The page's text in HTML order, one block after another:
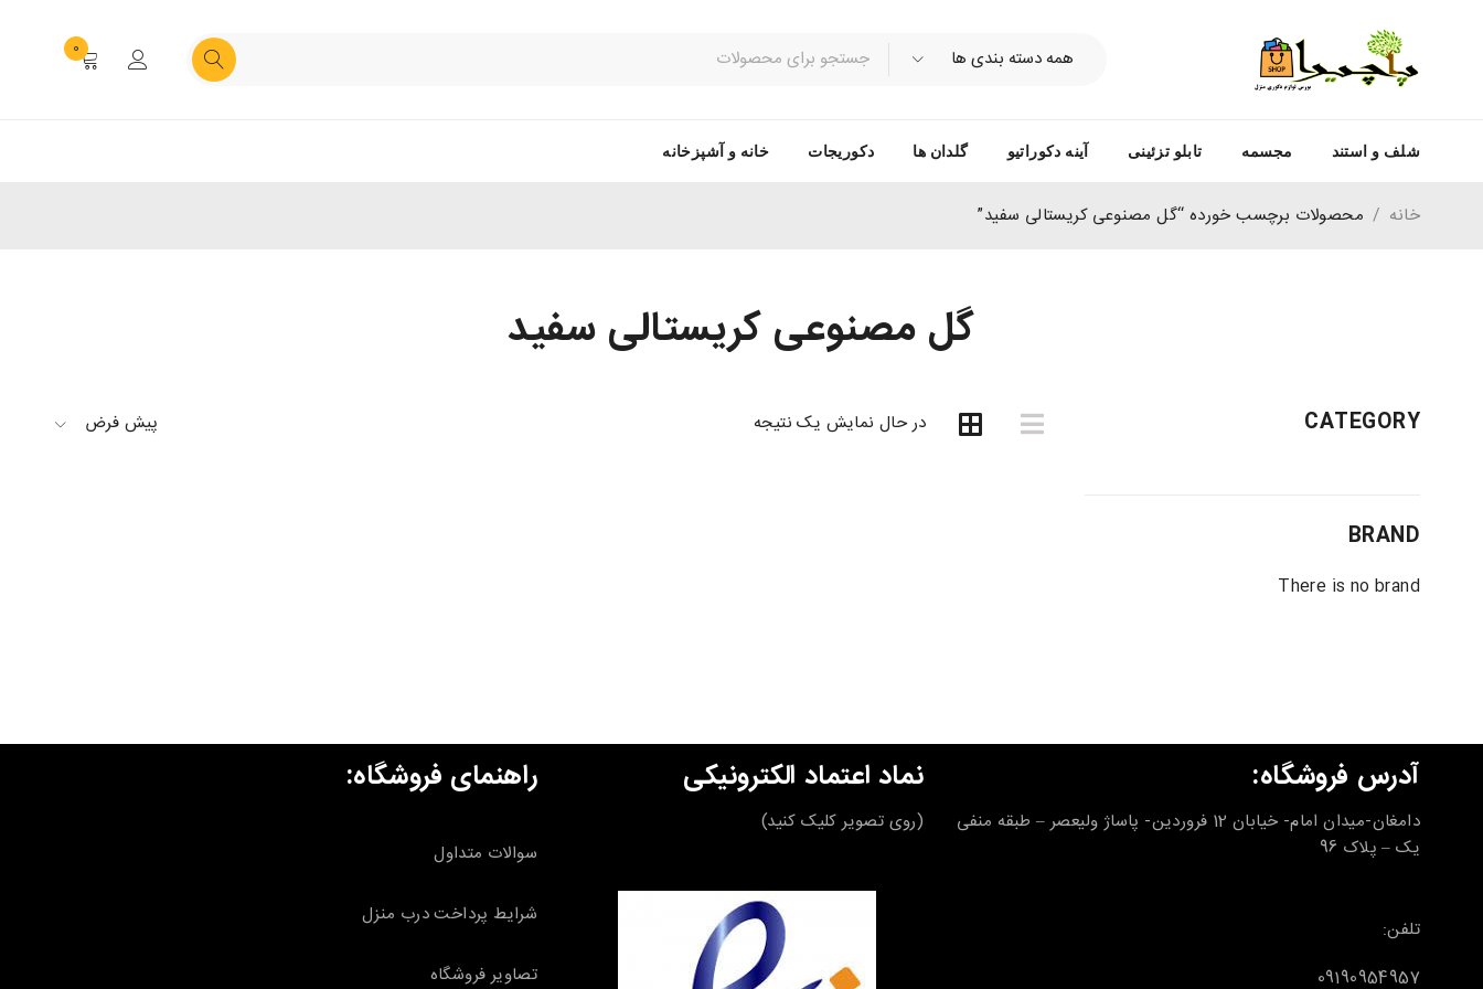
0
شلف و استند مجسمه تابلو تزئینی آینه دکوراتیو گلدان ها دکوریجات خانه و آشپزخانه
گل مصنوعی کریستالی سفید
خانه / محصولات برچسب خورده “گل مصنوعی کریستالی سفید”
CATEGORY
BRAND
There is no brand
در حال نمایش یک نتیجه پیش فرض
آدرس فروشگاه:
دامغان-میدان امام- خیابان 12 فروردین- پاساژ ولیعصر – طبقه منفی
یک – پلاک 96
تلفن:
09190954957
نماد اعتماد الکترونیکی
(روی تصویر کلیک کنید)
راهنمای فروشگاه:
سوالات متداول
شرایط پرداخت درب منزل
تصاویر فروشگاه